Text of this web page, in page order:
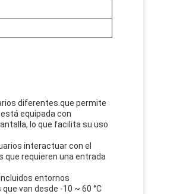
diferentes.que permite
equipada con
lo que facilita su uso
interactuar con el
que requieren una entrada
entornos
van desde -10 ~ 60 °C